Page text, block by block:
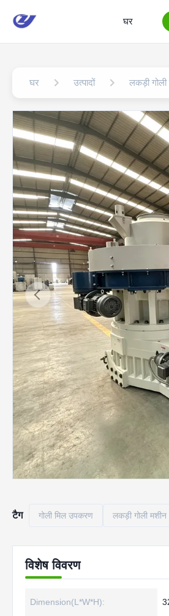
घर
घर उत्पादों लकड़ी
टैग गोली मिल उपकरण लकड़ी गोली मशीन
विशेष विवरण
Dimension(L*W*H):